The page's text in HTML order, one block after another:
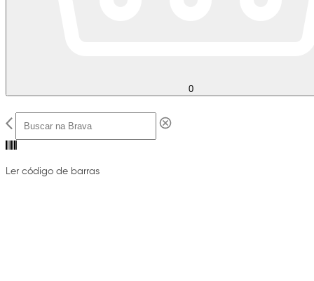
0
Ler código de barras